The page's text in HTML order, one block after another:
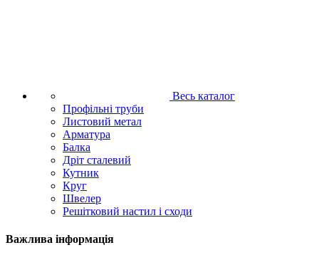
Весь каталог
Профільні труби
Листовий метал
Арматура
Балка
Дріт сталевий
Кутник
Круг
Швелер
Решітковий настил і сходи
Важлива інформація